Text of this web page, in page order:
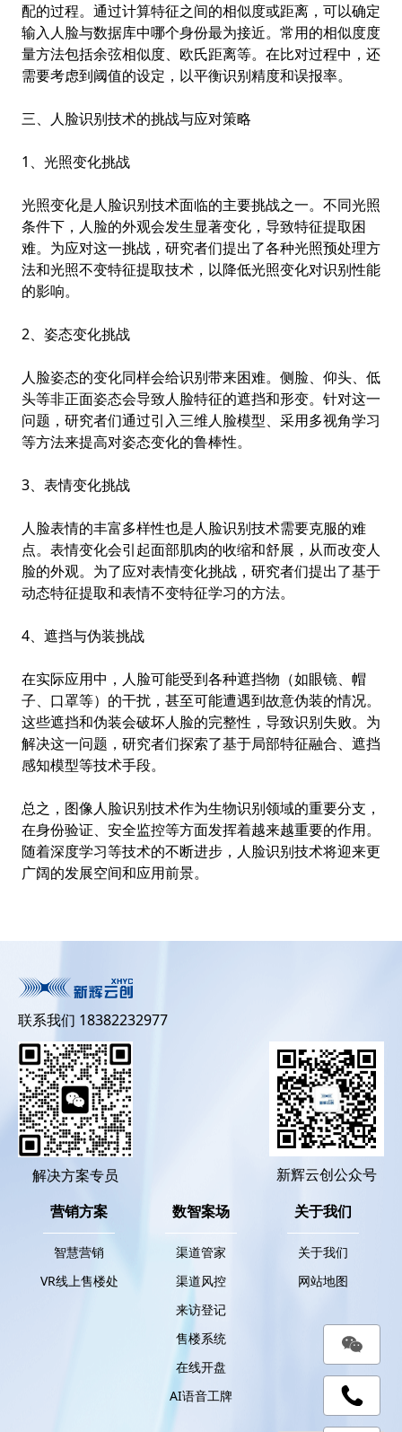
配的过程。通过计算特征之间的相似度或距离，可以确定
输入人脸与数据库中哪个身份最为接近。常用的相似度度
量方法包括余弦相似度、欧氏距离等。在比对过程中，还
需要考虑到阈值的设定，以平衡识别精度和误报率。
三、人脸识别技术的挑战与应对策略
1、光照变化挑战
光照变化是人脸识别技术面临的主要挑战之一。不同光照
条件下，人脸的外观会发生显著变化，导致特征提取困
难。为应对这一挑战，研究者们提出了各种光照预处理方
法和光照不变特征提取技术，以降低光照变化对识别性能
的影响。
2、姿态变化挑战
人脸姿态的变化同样会给识别带来困难。侧脸、仰头、低
头等非正面姿态会导致人脸特征的遮挡和形变。针对这一
问题，研究者们通过引入三维人脸模型、采用多视角学习
等方法来提高对姿态变化的鲁棒性。
3、表情变化挑战
人脸表情的丰富多样性也是人脸识别技术需要克服的难
点。表情变化会引起面部肌肉的收缩和舒展，从而改变人
脸的外观。为了应对表情变化挑战，研究者们提出了基于
动态特征提取和表情不变特征学习的方法。
4、遮挡与伪装挑战
在实际应用中，人脸可能受到各种遮挡物（如眼镜、帽
子、口罩等）的干扰，甚至可能遭遇到故意伪装的情况。
这些遮挡和伪装会破坏人脸的完整性，导致识别失败。为
解决这一问题，研究者们探索了基于局部特征融合、遮挡
感知模型等技术手段。
总之，图像人脸识别技术作为生物识别领域的重要分支，
在身份验证、安全监控等方面发挥着越来越重要的作用。
随着深度学习等技术的不断进步，人脸识别技术将迎来更
广阔的发展空间和应用前景。
联系我们 18382232977
解决方案专员
新辉云创公众号
营销方案
智慧营销
VR线上售楼处
数智案场
渠道管家
渠道风控
来访登记
售楼系统
在线开盘
AI语音工牌
关于我们
关于我们
网站地图